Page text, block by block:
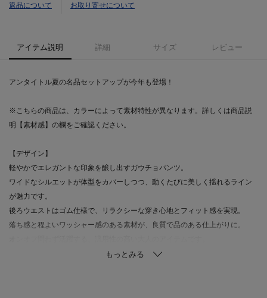
返品について お取り寄せについて
アイテム説明 詳細 サイズ レビュー
アンタイトル夏の名品セットアップが今年も登場！
※こちらの商品は、カラーによって素材特性が異なります。詳しくは商品説
明【素材感】の欄をご確認ください。
【デザイン】
軽やかでエレガントな印象を醸し出すガウチョパンツ。
ワイドなシルエットが体型をカバーしつつ、動くたびに美しく揺れるライン
が魅力です。
後ろウエストはゴム仕様で、リラクシーな穿き心地とフィット感を実現。
落ち感と程よいワッシャー感のある素材が、良質で品のある仕上がりに。